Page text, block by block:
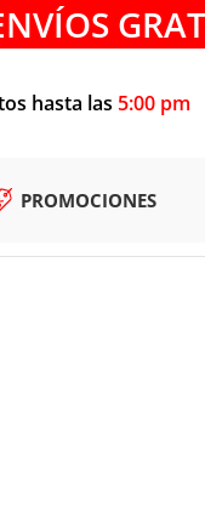
hasta las 5:00 pm
PROMOCIONES